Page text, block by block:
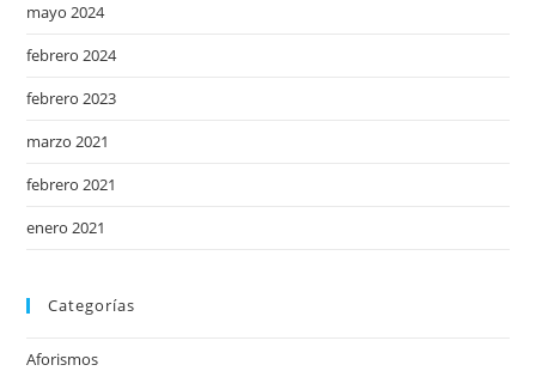
mayo 2024
febrero 2024
febrero 2023
marzo 2021
febrero 2021
enero 2021
Categorías
Aforismos